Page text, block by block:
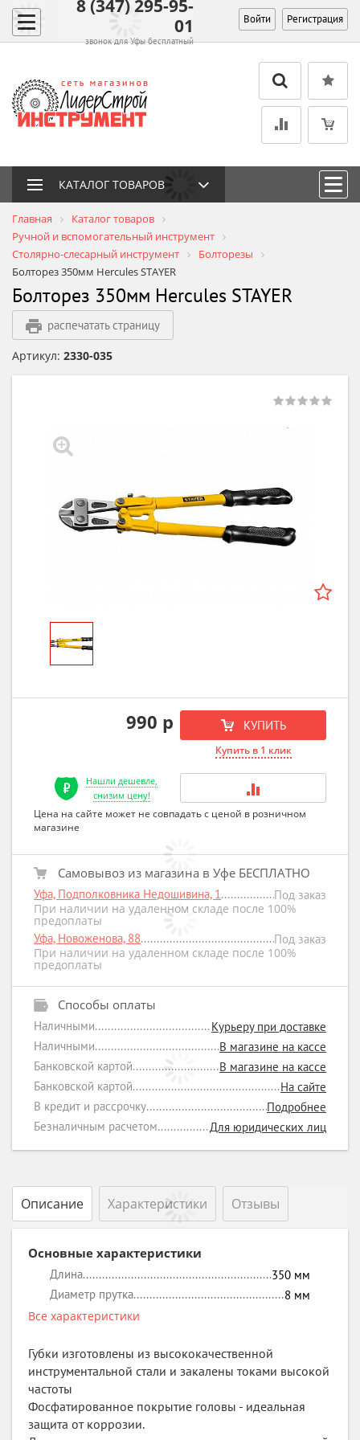
8 (347) 295-95-
01
звонок для Уфы бесплатный
Войти Регистрация
КАТАЛОГ ТОВАРОВ
Главная
Каталог товаров
Ручной и вспомогательный инструмент
Столярно-слесарный инструмент
Болторезы
Болторез 350мм Hercules STAYER
Болторез 350мм Hercules STAYER
распечатать страницу
Артикул: 2330-035
990 р КУПИТЬ
Купить в 1 клик
Нашли дешевле,
снизим цену!
Цена на сайте может не совпадать с ценой в розничном
магазине
Самовывоз из магазина в Уфе БЕСПЛАТНО
Уфа, Подполковника Недошивина, 1
Под заказ
При наличии на удаленном складе после 100%
предоплаты
Уфа, Новоженова, 88
Под заказ
При наличии на удаленном складе после 100%
предоплаты
Способы оплаты
Наличными
Курьеру при доставке
Наличными
В магазине на кассе
Банковской картой
В магазине на кассе
Банковской картой
На сайте
В кредит и рассрочку
Подробнее
Безналичным расчетом
Для юридических лиц
Описание Характеристики Отзывы
Основные характеристики
Длина 350 мм
Диаметр прутка
8 мм
Все характеристики
Губки изготовлены из высококачественной
инструментальной стали и закалены токами высокой
частоты
Фосфатированное покрытие головы - идеальная
защита от коррозии.